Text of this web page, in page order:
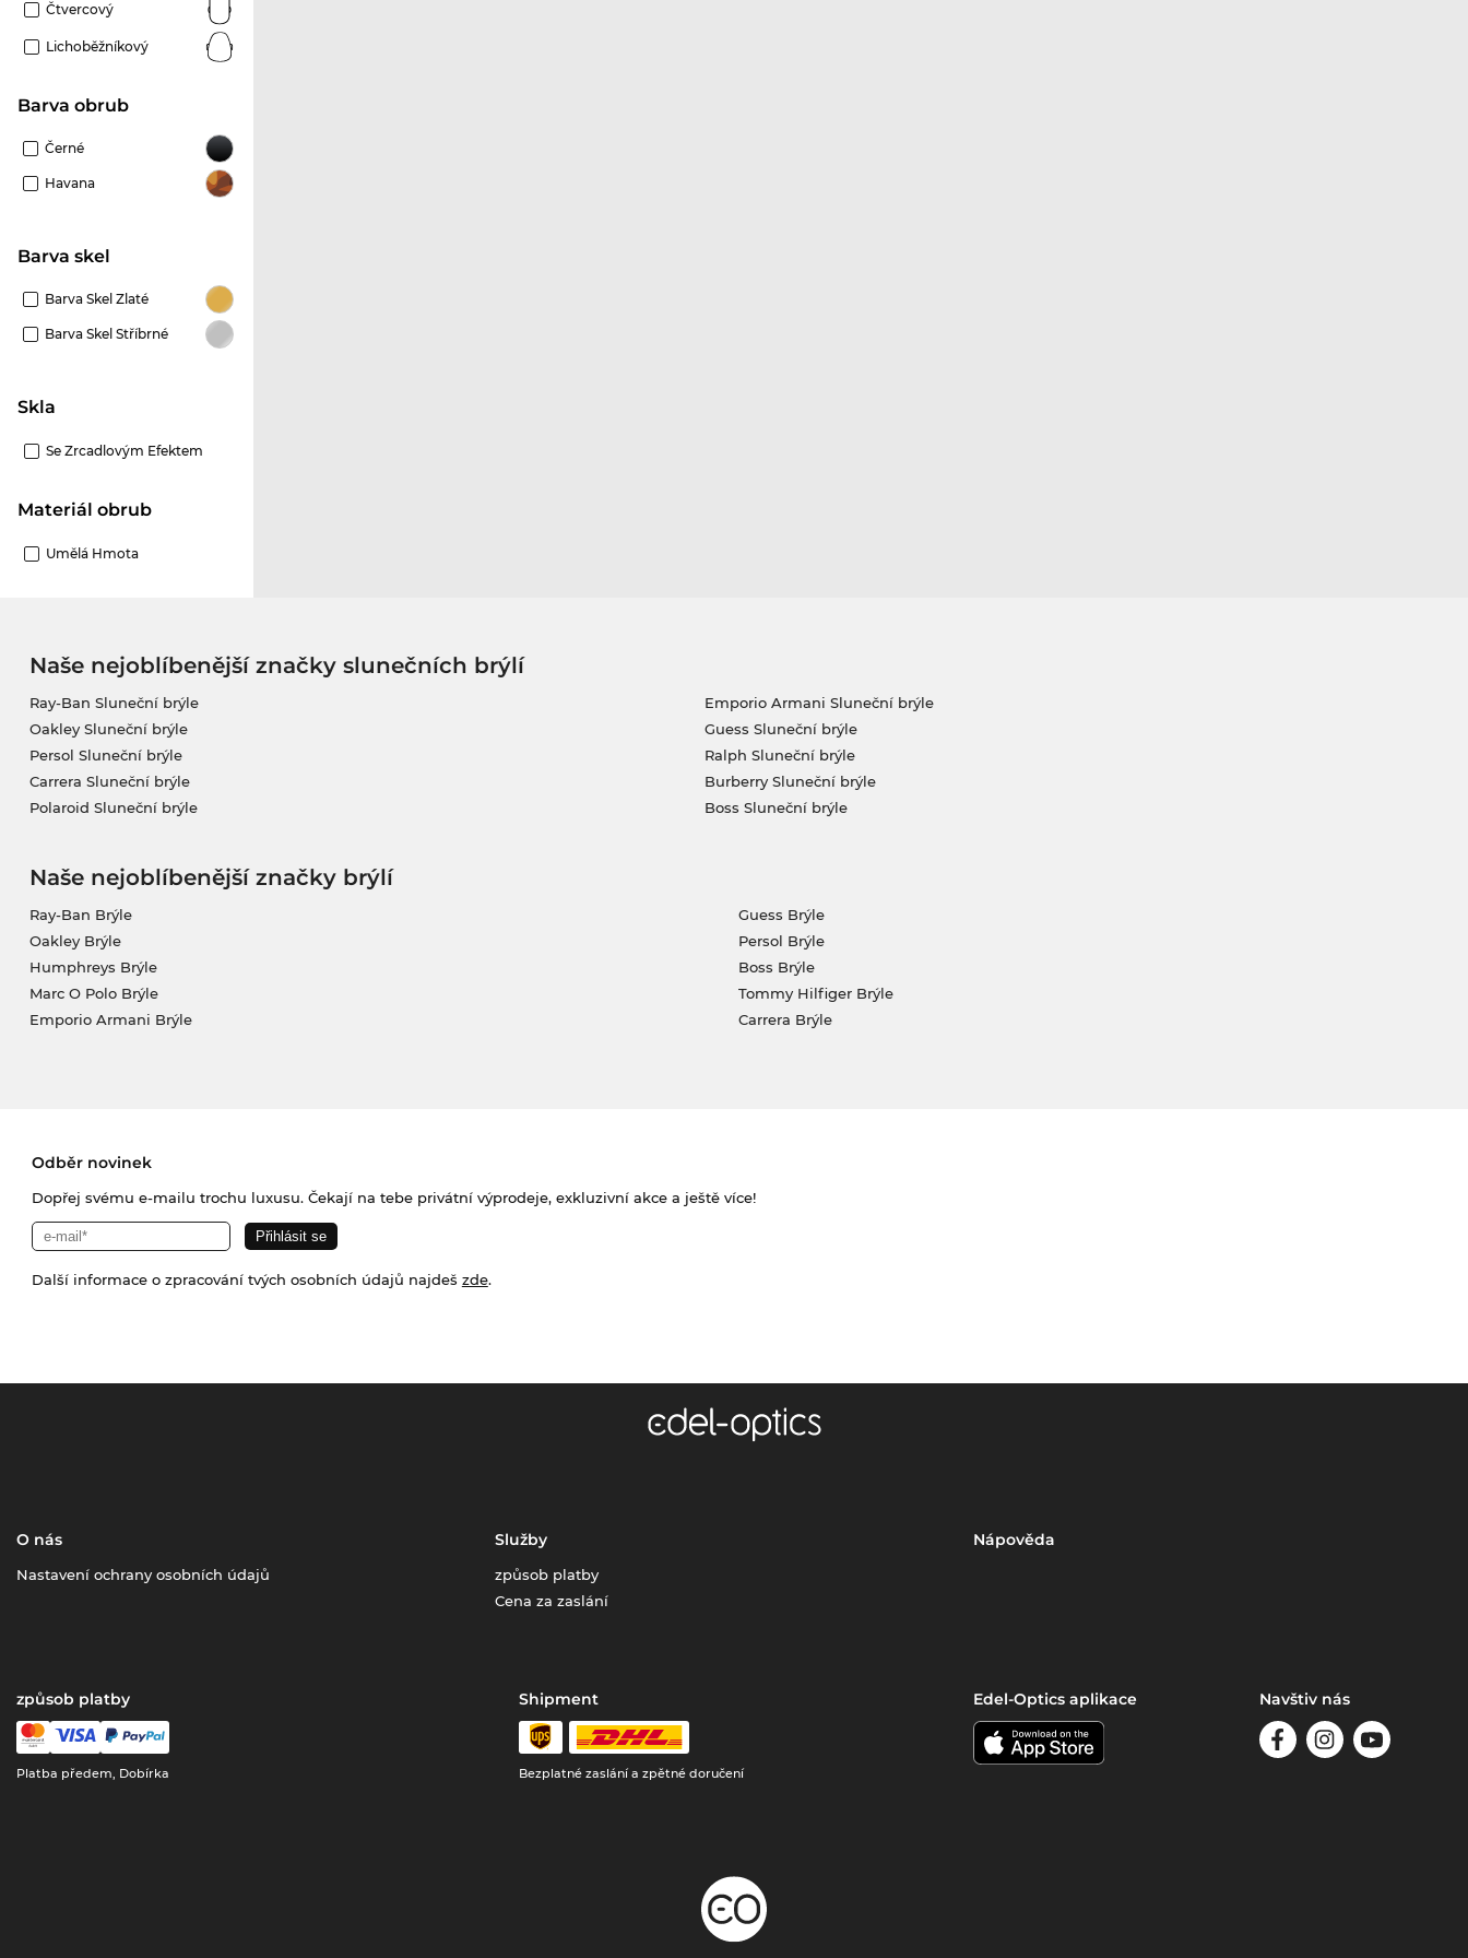
Čtvercový
Lichoběžníkový
Barva obrub
Černé
Havana
Barva skel
Barva Skel Zlaté
Barva Skel Stříbrné
Skla
Se Zrcadlovým Efektem
Materiál obrub
Umělá Hmota
Naše nejoblíbenější značky slunečních brýlí
Ray-Ban Sluneční brýle
Oakley Sluneční brýle
Persol Sluneční brýle
Carrera Sluneční brýle
Polaroid Sluneční brýle
Emporio Armani Sluneční brýle
Guess Sluneční brýle
Ralph Sluneční brýle
Burberry Sluneční brýle
Boss Sluneční brýle
Naše nejoblíbenější značky brýlí
Ray-Ban Brýle
Oakley Brýle
Humphreys Brýle
Marc O Polo Brýle
Emporio Armani Brýle
Guess Brýle
Persol Brýle
Boss Brýle
Tommy Hilfiger Brýle
Carrera Brýle
Odběr novinek
Dopřej svému e-mailu trochu luxusu. Čekají na tebe privátní výprodeje, exkluzivní akce a ještě více!
Další informace o zpracování tvých osobních údajů najdeš zde.
O nás
Nastavení ochrany osobních údajů
Služby
způsob platby
Cena za zaslání
Nápověda
způsob platby
Platba předem, Dobírka
Shipment
Bezplatné zaslání a zpětné doručení
Edel-Optics aplikace Navštiv nás